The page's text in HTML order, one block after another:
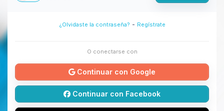
¿Olvidaste la contraseña? - Regístrate
O conectarse con
Continuar con Google
Continuar con Facebook